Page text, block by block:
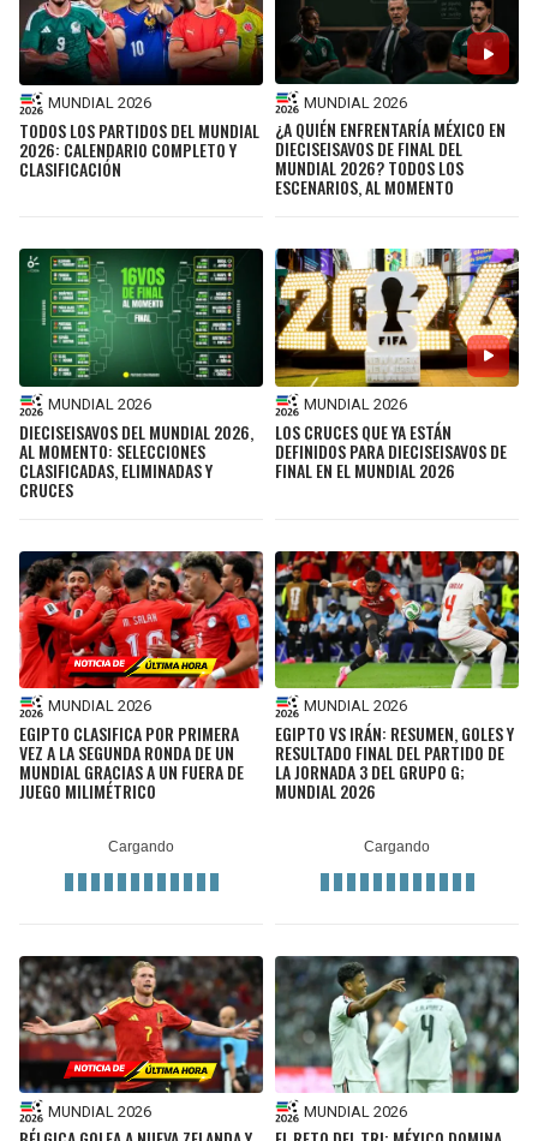
MUNDIAL 2026
TODOS LOS PARTIDOS DEL MUNDIAL
2026: CALENDARIO COMPLETO Y
CLASIFICACIÓN
MUNDIAL 2026
¿A QUIÉN ENFRENTARÍA MÉXICO EN
DIECISEISAVOS DE FINAL DEL
MUNDIAL 2026? TODOS LOS
ESCENARIOS, AL MOMENTO
MUNDIAL 2026
DIECISEISAVOS DEL MUNDIAL 2026,
AL MOMENTO: SELECCIONES
CLASIFICADAS, ELIMINADAS Y
CRUCES
MUNDIAL 2026
LOS CRUCES QUE YA ESTÁN
DEFINIDOS PARA DIECISEISAVOS DE
FINAL EN EL MUNDIAL 2026
MUNDIAL 2026
EGIPTO CLASIFICA POR PRIMERA
VEZ A LA SEGUNDA RONDA DE UN
MUNDIAL GRACIAS A UN FUERA DE
JUEGO MILIMÉTRICO
MUNDIAL 2026
EGIPTO VS IRÁN: RESUMEN, GOLES Y
RESULTADO FINAL DEL PARTIDO DE
LA JORNADA 3 DEL GRUPO G;
MUNDIAL 2026
MUNDIAL 2026 MUNDIAL 2026